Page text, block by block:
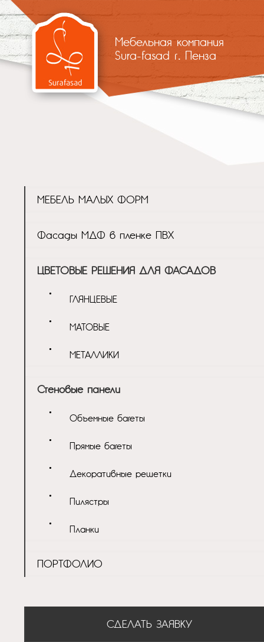
Мебельная компания
Sura-fasad г. Пенза
МЕБЕЛЬ МАЛЫХ ФОРМ
Фасады МДФ в пленке ПВХ
ЦВЕТОВЫЕ РЕШЕНИЯ ДЛЯ ФАСАДОВ
ГЛЯНЦЕВЫЕ
МАТОВЫЕ
МЕТАЛЛИКИ
Стеновые панели
Объемные багеты
Прямые багеты
Декоративные решетки
Пилястры
Планки
ПОРТФОЛИО
СДЕЛАТЬ ЗАЯВКУ